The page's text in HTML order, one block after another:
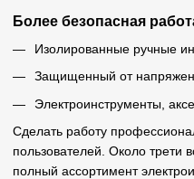
Более безопасная
Изолированные ручные
Защищенный от
Электроинструменты,
Сделать работу
пользователей. Около трети
полный ассортимент